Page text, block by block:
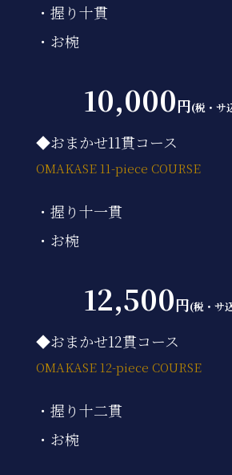
・握り十貫
・お椀
10,000円(税・サ
◆おまかせ11貫コース
OMAKASE 11-piece COURSE
・握り十一貫
・お椀
12,500円(税・サ
◆おまかせ12貫コース
OMAKASE 12-piece COURSE
・握り十二貫
・お椀